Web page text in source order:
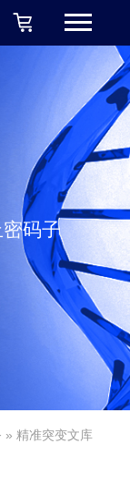
码子
» 精准突变文库